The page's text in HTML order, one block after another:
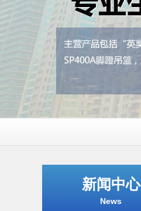
新闻中心
News